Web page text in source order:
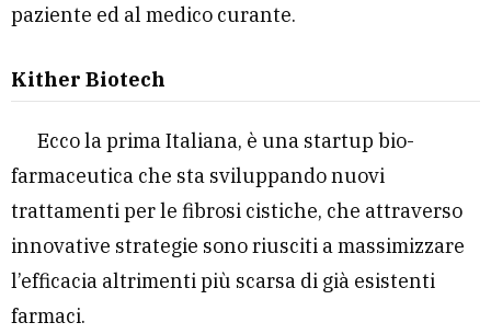
paziente ed al medico curante.
Kither Biotech
Ecco la prima Italiana, è una startup bio-
farmaceutica che sta sviluppando nuovi
trattamenti per le fibrosi cistiche, che attraverso
innovative strategie sono riusciti a massimizzare
l’efficacia altrimenti più scarsa di già esistenti
farmaci.